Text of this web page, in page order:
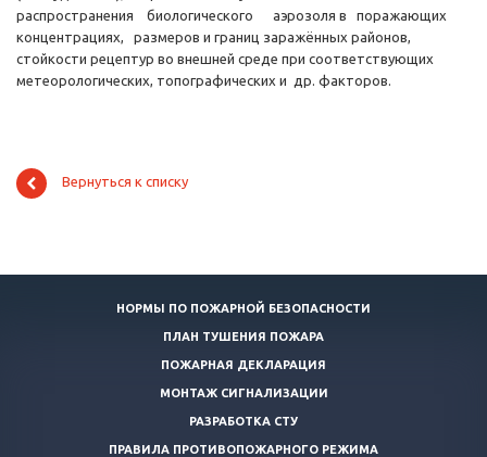
распространения биологического аэрозоля в поражающих
концентрациях, размеров и границ заражённых районов,
стойкости рецептур во внешней среде при соответствующих
метеорологических, топографических и др. факторов.
Вернуться к списку
НОРМЫ ПО ПОЖАРНОЙ БЕЗОПАСНОСТИ
ПЛАН ТУШЕНИЯ ПОЖАРА
ПОЖАРНАЯ ДЕКЛАРАЦИЯ
МОНТАЖ СИГНАЛИЗАЦИИ
РАЗРАБОТКА СТУ
ПРАВИЛА ПРОТИВОПОЖАРНОГО РЕЖИМА